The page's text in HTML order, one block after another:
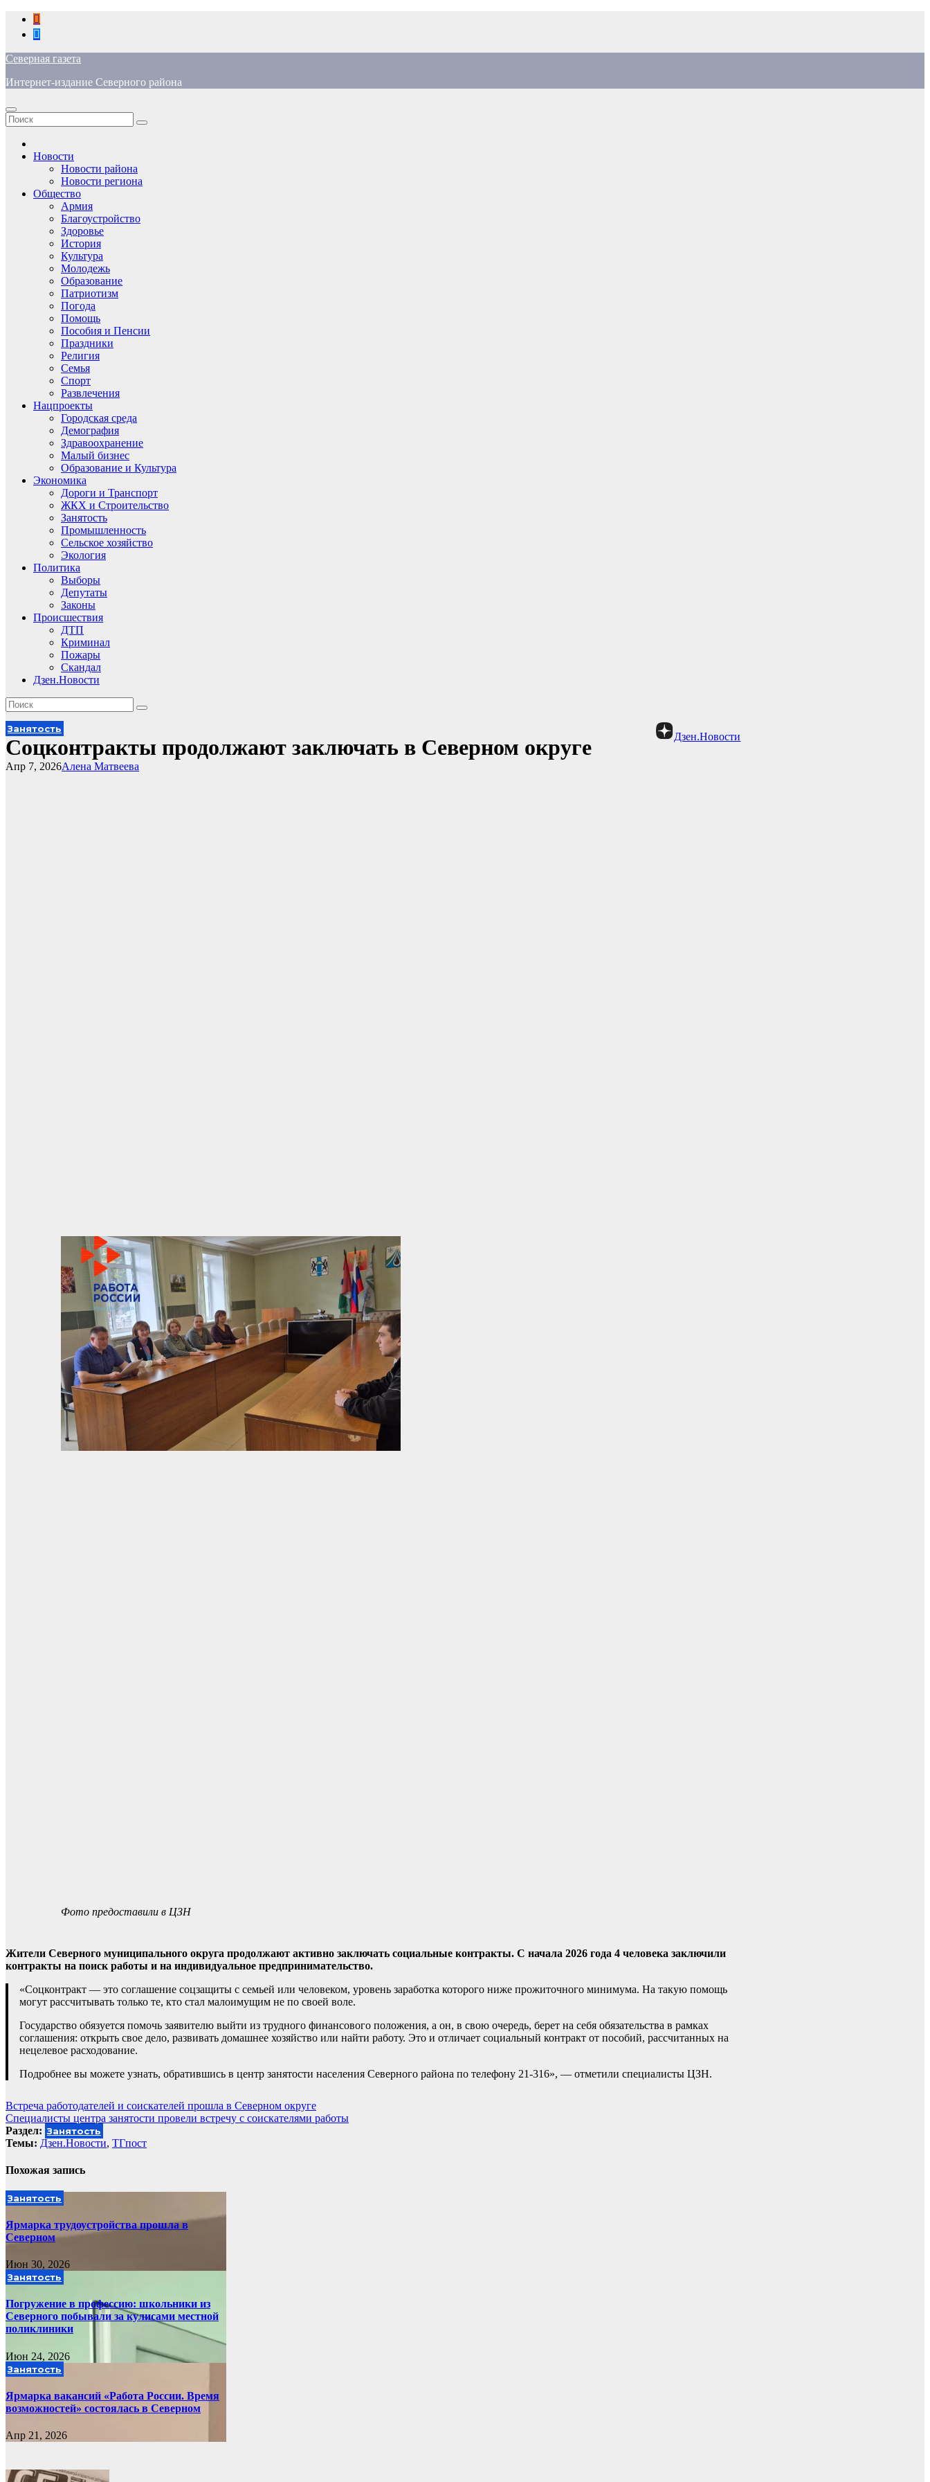
Перейти
содержимому
Северная газета
Интернет-издание Северного района
Новости
Новости района
Новости региона
Общество
Армия
Благоустройство
Здоровье
История
Культура
Молодежь
Образование
Патриотизм
Погода
Помощь
Пособия и Пенсии
Праздники
Религия
Семья
Спорт
Развлечения
Нацпроекты
Городская среда
Демография
Здравоохранение
Малый бизнес
Образование и Культура
Экономика
Дороги и Транспорт
ЖКХ и Строительство
Занятость
Промышленность
Сельское хозяйство
Экология
Политика
Выборы
Депутаты
Законы
Происшествия
ДТП
Криминал
Пожары
Скандал
Дзен.Новости
Дзен.Новости
Занятость
Соцконтракты продолжают заключать в Северном округе
Алена Матвеева
Апр 7, 2026
Фото предоставили в ЦЗН
Жители Северного муниципального округа продолжают активно заключать социальные контракты. С начала 2026 года 4 человека заключили
контракты на поиск работы и на индивидуальное предпринимательство.
«Соцконтракт — это соглашение соцзащиты с семьей или человеком, уровень заработка которого ниже прожиточного минимума. На такую помощь
могут рассчитывать только те, кто стал малоимущим не по своей воле.
Государство обязуется помочь заявителю выйти из трудного финансового положения, а он, в свою очередь, берет на себя обязательства в рамках
соглашения: открыть свое дело, развивать домашнее хозяйство или найти работу. Это и отличает социальный контракт от пособий, рассчитанных на
нецелевое расходование.
Подробнее вы можете узнать, обратившись в центр занятости населения Северного района по телефону 21-316», — отметили специалисты ЦЗН.
Навигация
по
записям
Встреча работодателей и соискателей прошла в Северном округе
Специалисты центра занятости провели встречу с соискателями работы
Раздел: Занятость
Темы: Дзен.Новости, ТГпост
Похожая запись
Занятость
Ярмарка трудоустройства прошла в
Северном
Июн 30, 2026
Занятость
Погружение в профессию: школьники из
Северного побывали за кулисами местной
поликлиники
Июн 24, 2026
Занятость
Ярмарка вакансий «Работа России. Время
возможностей» состоялась в Северном
Апр 21, 2026